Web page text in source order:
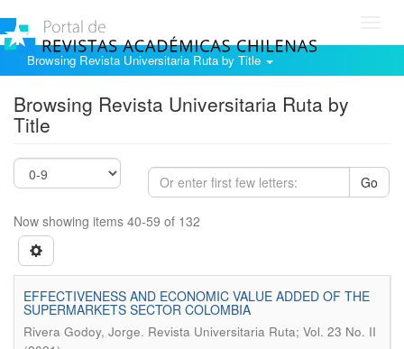
Browsing Revista Universitaria Ruta by Title
Browsing Revista Universitaria Ruta by
Title
Go
Now showing items 40-59 of 132
EFFECTIVENESS AND ECONOMIC VALUE ADDED OF THE
SUPERMARKETS SECTOR COLOMBIA
Rivera Godoy, Jorge. Revista Universitaria Ruta; Vol. 23 No. II